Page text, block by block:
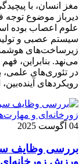
مغز انسان، با
دیرباز موضوع توجه
علوم اعصاب بوده
سیستم عصبی و
زیرساخت‌های
می‌نهد. بنابراین،
در تئوری‌های علمی،
رویکردهای
04 آگوست 2025
بررسی وظايف
ورزش